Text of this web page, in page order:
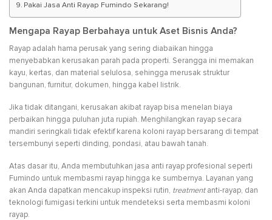
Pakai Jasa Anti Rayap Fumindo Sekarang!
Mengapa Rayap Berbahaya untuk Aset Bisnis Anda?
Rayap adalah hama perusak yang sering diabaikan hingga
menyebabkan kerusakan parah pada properti. Serangga ini memakan
kayu, kertas, dan material selulosa, sehingga merusak struktur
bangunan, furnitur, dokumen, hingga kabel listrik.
Jika tidak ditangani, kerusakan akibat rayap bisa menelan biaya
perbaikan hingga puluhan juta rupiah. Menghilangkan rayap secara
mandiri seringkali tidak efektif karena koloni rayap bersarang di tempat
tersembunyi seperti dinding, pondasi, atau bawah tanah.
Atas dasar itu, Anda membutuhkan jasa anti rayap profesional seperti
Fumindo untuk membasmi rayap hingga ke sumbernya. Layanan yang
akan Anda dapatkan mencakup inspeksi rutin, treatmentanti-rayap, dan
teknologi fumigasi terkini untuk mendeteksi serta membasmi koloni
rayap.